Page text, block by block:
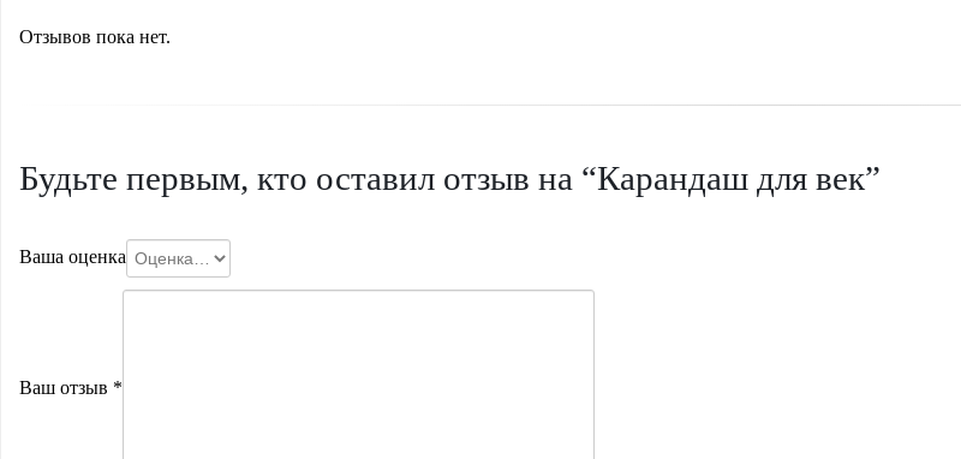
Отзывов пока нет.
Будьте первым, кто оставил отзыв на “Карандаш для век”
Ваша оценка
Ваш отзыв *